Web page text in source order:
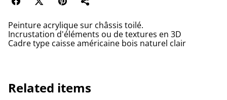
Peinture acrylique sur châssis toilé.
Incrustation d'éléments ou de textures en 3D
Cadre type caisse américaine bois naturel clair
Related items